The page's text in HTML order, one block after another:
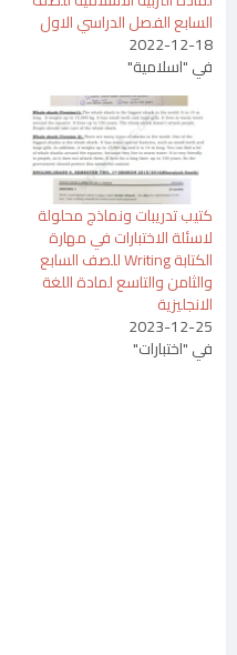
السابع الفصل الدراسي الاول
2022-12-18
في "اسلامية"
كتيب تدريبات ونماذج محلولة
لاسئلة الاختبارات في مهارة
الكتابة Writing للصف السابع
والثامن والتاسع لمادة اللغة
الانجليزية
2023-12-25
في "اختبارات"